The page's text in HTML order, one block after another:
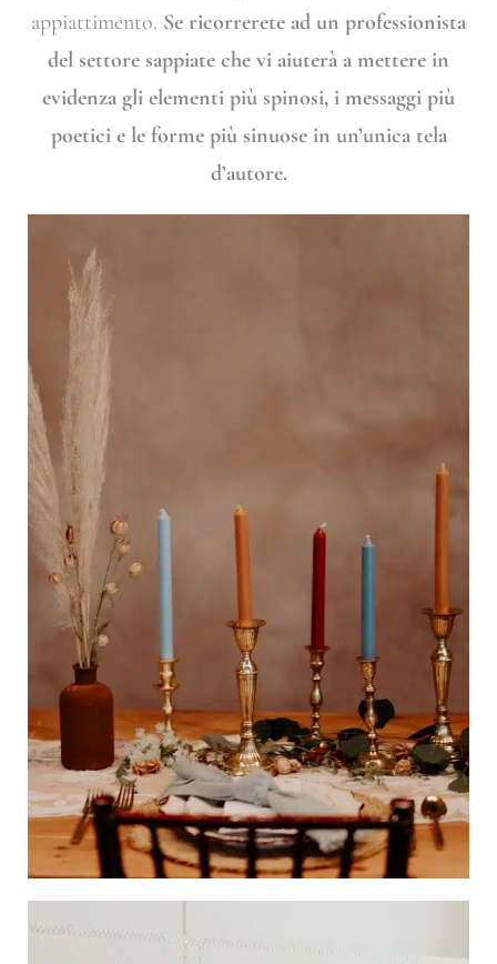
appiattimento. Se ricorrerete ad un professionista
del settore sappiate che vi aiuterà a mettere in
evidenza gli elementi più spinosi, i messaggi più
poetici e le forme più sinuose in un’unica tela
d’autore.